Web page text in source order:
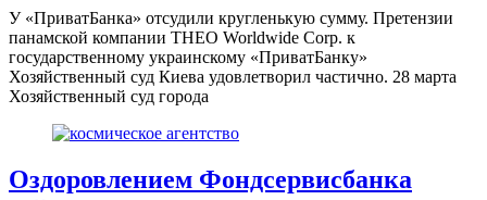
У «ПриватБанка» отсудили кругленькую сумму. Претензии
панамской компании THEO Worldwide Corp. к
государственному украинскому «ПриватБанку»
Хозяйственный суд Киева удовлетворил частично. 28 марта
Хозяйственный суд города
Оздоровлением Фондсервисбанка